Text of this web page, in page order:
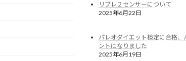
リブレ２センサーについて
2025年6月22日
パレオダイエット検定に合格
ントになりました
2025年6月19日